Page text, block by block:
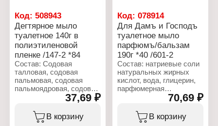
Код: 508943
Дегтярное мыло
туалетное 140г в
полиэтиленовой
пленке /147-2 *84
Состав: Содовая
талловая, содовая
пальмовая, содовая
пальмоядровая, содовая
стеариновая, вода,
глицерин, берёзовый
дёготь, триэтаноламин,
полиэтиленгликоль-400,
37,69 ₽
В корзину
Код:078914
Для Дамъ и Господъ
туалетное мыло
парфюмъ/бальзам
190г *40 /601-2
Состав: натриевые соли
натуральных жирных
кислот, вода, глицерин,
парфюмерная
композиция (включая
метилпропиональ,
цитронеллол, лимонен,
70,69 ₽
В корзину